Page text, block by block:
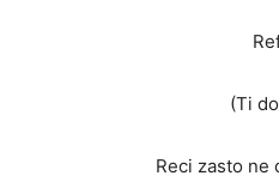
(Ti
Reci zasto ne